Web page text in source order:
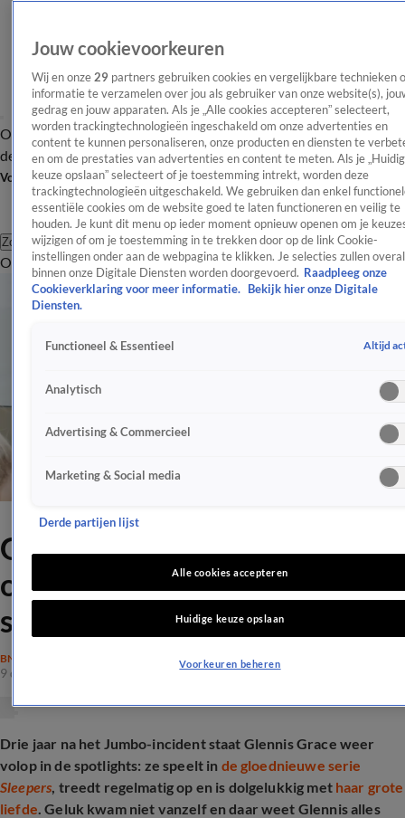
OverzichtAfleveringen Entertainment TV Algemeen
Tip
de redactieNieuwsbrief
Volg Shownieuws
Zoeken
OverzichtEntertainmentSpraakmakendRealityCrimeVideo's
Glennis Grace openhartig
over dieptepunt: 'Ik was een
schim van mezelf'
BN'ERS
9 dec 2025, 16:09
Drie jaar na het Jumbo-incident staat Glennis Grace weer
volop in de spotlights: ze speelt in de gloednieuwe serie
Sleepers, treedt regelmatig op en is dolgelukkig methaar grote
liefde. Geluk kwam niet vanzelf en daar weet Glennis alles
Jouw cookievoorkeuren
Wij en onze 29 partners gebruiken cookies en vergelijkbare technieken
informatie te verzamelen over jou als gebruiker van onze website(s),
gedrag en jouw apparaten. Als je „Alle cookies accepteren” selecteert,
worden trackingtechnologieën ingeschakeld om onze advertenties en
content te kunnen personaliseren, onze producten en diensten te
en om de prestaties van advertenties en content te meten. Als je
keuze opslaan” selecteert of je toestemming intrekt, worden deze
trackingtechnologieën uitgeschakeld. We gebruiken dan enkel
essentiële cookies om de website goed te laten functioneren en veilig te
houden. Je kunt dit menu op ieder moment opnieuw openen om je
wijzigen of om je toestemming in te trekken door op de link Cookie-
instellingen onder aan de webpagina te klikken. Je selecties zullen overal
binnen onze Digitale Diensten worden doorgevoerd. Raadpleeg onze
Cookieverklaring voor meer informatie.
Bekijk hier onze Digitale
Diensten.
Functioneel & Essentieel Altijd
Analytisch
Advertising & Commercieel
Marketing & Social media
Derde partijen lijst
Alle cookies accepteren
Huidige keuze opslaan
Voorkeuren beheren